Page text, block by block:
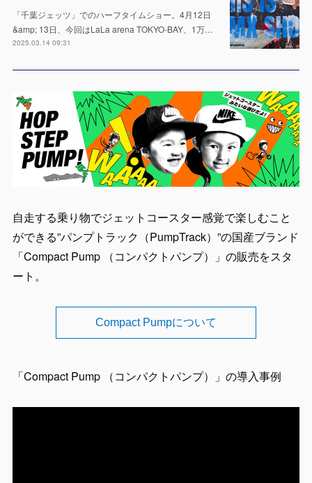
「千葉ジェッツ」でのハーフタイムショー。4月12日
&amp; 13日、今回はLaLa arena TOKYO-BAY、1万…
2025.03.14 09:31
自走する乗り物でジェットコースター感覚で楽しむこと
ができる”パンプトラック（PumpTrack）”の国産ブランド
「Compact Pump （コンパクトパンプ）」の販売をスタ
ート。
Compact Pumpについて
「Compact Pump （コンパクトパンプ）」の導入事例